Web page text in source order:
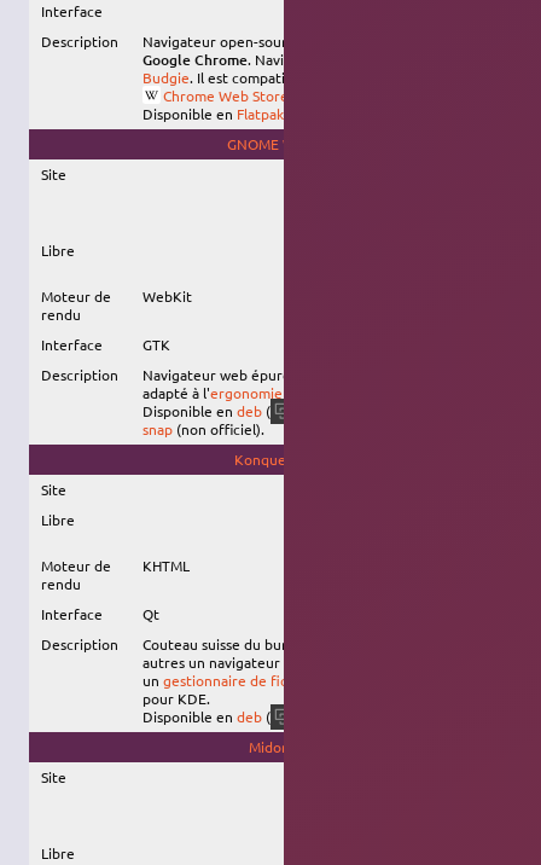
Interface
Description
Navigateur open-source de Google, servant de base à
Google Chrome. Navigateur par défaut d'
Budgie. Il est compatible avec les extensions du
Chrome Web Store
Disponible en Flatpak
GNOME Web
Site
Libre
Moteur de
rendu
WebKit
Interface
GTK
Description
Navigateur web épuré du projet
adapté à l'ergonomie
Disponible endeb (
snap (non officiel).
Konqueror
Site
Libre
Moteur de
rendu
KHTML
Interface
Qt
Description
Couteau suisse du bureau
autres un navigateur web moderne et performant, et
ungestionnaire de fichiers
pour KDE.
Disponible endeb (
Midori
Site
Libre